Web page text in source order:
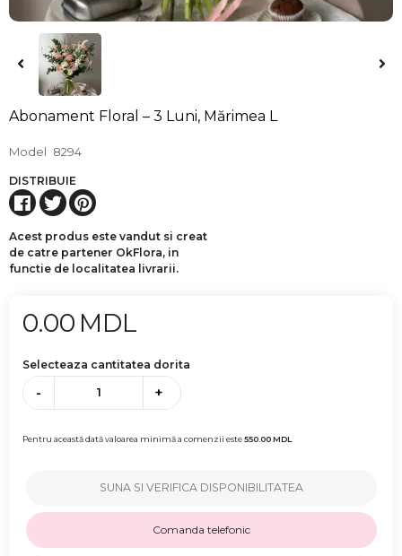
Abonament Floral – 3 Luni, Mărimea L
Model 8294
DISTRIBUIE
Acest produs este vandut si creat
de catre partener OkFlora, in
functie de localitatea livrarii.
0.00 MDL
Selecteaza cantitatea dorita
- +
Pentru această dată valoarea minimă a comenzii este550.00MDL
SUNA SI VERIFICA DISPONIBILITATEA
Comanda telefonic